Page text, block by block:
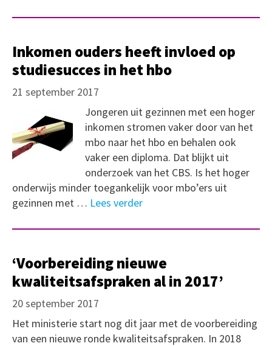
Inkomen ouders heeft invloed op
studiesucces in het hbo
21 september 2017
Jongeren uit gezinnen met een hoger
inkomen stromen vaker door van het
mbo naar het hbo en behalen ook
vaker een diploma. Dat blijkt uit
onderzoek van het CBS. Is het hoger
onderwijs minder toegankelijk voor mbo’ers uit
gezinnen met … Lees verder
‘Voorbereiding nieuwe
kwaliteitsafspraken al in 2017’
20 september 2017
Het ministerie start nog dit jaar met de voorbereiding
van een nieuwe ronde kwaliteitsafspraken. In 2018